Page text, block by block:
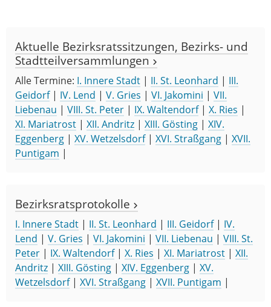
Aktuelle Bezirksratssitzungen, Bezirks- und
Stadtteilversammlungen
Alle Termine: I. Innere Stadt | II. St. Leonhard | III.
Geidorf| IV. Lend | V. Gries | VI. Jakomini | VII.
Liebenau | VIII. St. Peter | IX. Waltendorf| X. Ries |
XI. Mariatrost | XII. Andritz | XIII. Gösting | XIV.
Eggenberg | XV. Wetzelsdorf| XVI. Straßgang | XVII.
Puntigam |
Bezirksratsprotokolle
I. Innere Stadt | II. St. Leonhard | III. Geidorf| IV.
Lend | V. Gries | VI. Jakomini | VII. Liebenau | VIII. St.
Peter | IX. Waltendorf| X. Ries | XI. Mariatrost | XII.
Andritz | XIII. Gösting | XIV. Eggenberg | XV.
Wetzelsdorf| XVI. Straßgang | XVII. Puntigam |